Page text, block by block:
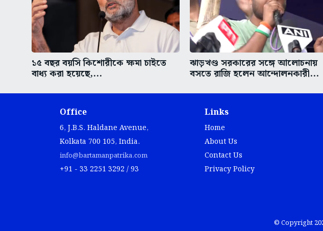
১৫ বছর বয়সি কিশোরীকে ক্ষমা চাইতে
বাধ্য করা হয়েছে,...
ঝাড়খণ্ড সরকারের সঙ্গে আলোচনায়
বসতে রাজি হলেন আন্দোলনকারী...
Office
6, J.B.S. Haldane Avenue,
Kolkata 700 105, India.
info@bartamanpatrika.com
+91 - 33 2251 3292 / 93
Links
Home
About Us
Contact Us
Privacy Policy
© Copyright